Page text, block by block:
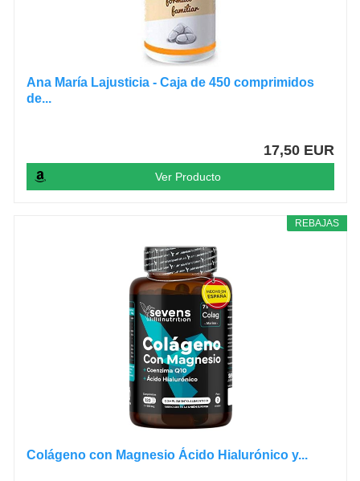
Ana María Lajusticia - Caja de 450 comprimidos
de...
17,50 EUR
Ver Producto
REBAJAS
Colágeno con Magnesio Ácido Hialurónico y...